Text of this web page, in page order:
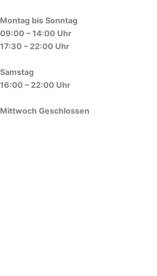
Montag bis Sonntag
09:00 – 14:00 Uhr
17:30 – 22:00 Uhr
Samstag
16:00 – 22:00 Uhr
Mittwoch Geschlossen